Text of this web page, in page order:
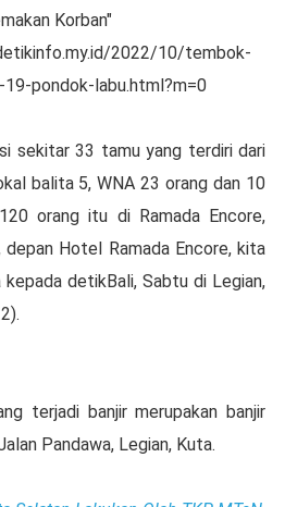
Korban"
2022/10/tembok-
pondok-labu.html?m=0
sekitar 33 tamu yang terdiri dari
balita 5, WNA 23 orang dan 10
orang itu di Ramada Encore,
Hotel Ramada Encore, kita
kepada detikBali, Sabtu di Legian,
terjadi banjir merupakan banjir
Pandawa, Legian, Kuta.